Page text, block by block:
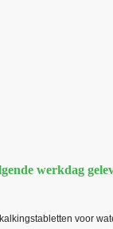
werkdag
voor